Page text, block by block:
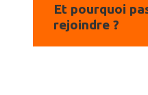
Et pourquoi
rejoindre ?